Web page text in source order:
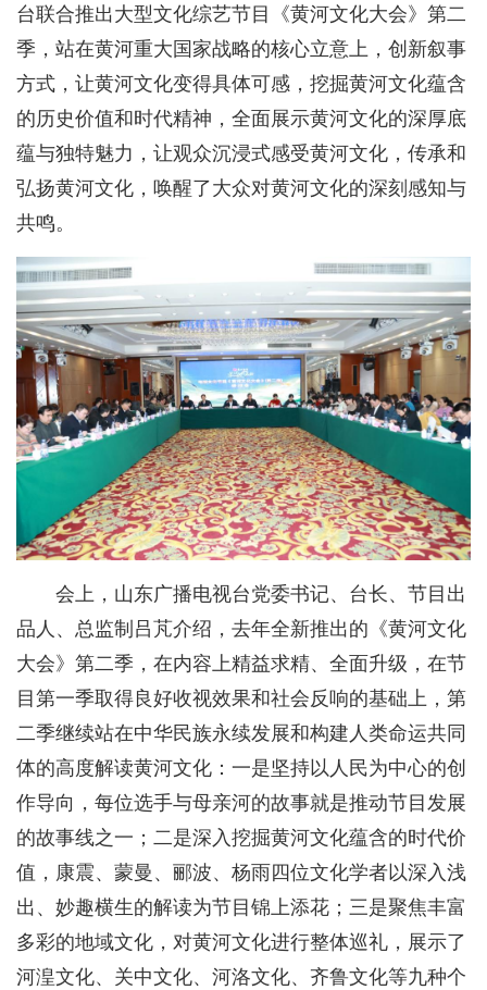
台联合推出大型文化综艺节目《黄河文化大会》第二
季，站在黄河重大国家战略的核心立意上，创新叙事
方式，让黄河文化变得具体可感，挖掘黄河文化蕴含
的历史价值和时代精神，全面展示黄河文化的深厚底
蕴与独特魅力，让观众沉浸式感受黄河文化，传承和
弘扬黄河文化，唤醒了大众对黄河文化的深刻感知与
共鸣。
会上，山东广播电视台党委书记、台长、节目出
品人、总监制吕芃介绍，去年全新推出的《黄河文化
大会》第二季，在内容上精益求精、全面升级，在节
目第一季取得良好收视效果和社会反响的基础上，第
二季继续站在中华民族永续发展和构建人类命运共同
体的高度解读黄河文化：一是坚持以人民为中心的创
作导向，每位选手与母亲河的故事就是推动节目发展
的故事线之一；二是深入挖掘黄河文化蕴含的时代价
值，康震、蒙曼、郦波、杨雨四位文化学者以深入浅
出、妙趣横生的解读为节目锦上添花；三是聚焦丰富
多彩的地域文化，对黄河文化进行整体巡礼，展示了
河湟文化、关中文化、河洛文化、齐鲁文化等九种个